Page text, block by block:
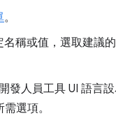
。
名稱或值，選取建議
發人員工具 UI 語言
選項。